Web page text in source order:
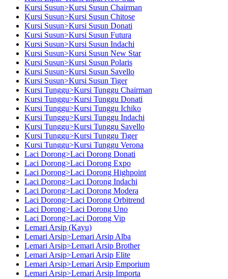
Kursi Susun>Kursi Susun Chairman
Kursi Susun>Kursi Susun Chitose
Kursi Susun>Kursi Susun Donati
Kursi Susun>Kursi Susun Futura
Kursi Susun>Kursi Susun Indachi
Kursi Susun>Kursi Susun New Star
Kursi Susun>Kursi Susun Polaris
Kursi Susun>Kursi Susun Savello
Kursi Susun>Kursi Susun Tiger
Kursi Tunggu>Kursi Tunggu Chairman
Kursi Tunggu>Kursi Tunggu Donati
Kursi Tunggu>Kursi Tunggu Ichiko
Kursi Tunggu>Kursi Tunggu Indachi
Kursi Tunggu>Kursi Tunggu Savello
Kursi Tunggu>Kursi Tunggu Tiger
Kursi Tunggu>Kursi Tunggu Verona
Laci Dorong>Laci Dorong Donati
Laci Dorong>Laci Dorong Expo
Laci Dorong>Laci Dorong Highpoint
Laci Dorong>Laci Dorong Indachi
Laci Dorong>Laci Dorong Modera
Laci Dorong>Laci Dorong Orbitrend
Laci Dorong>Laci Dorong Uno
Laci Dorong>Laci Dorong Vip
Lemari Arsip (Kayu)
Lemari Arsip>Lemari Arsip Alba
Lemari Arsip>Lemari Arsip Brother
Lemari Arsip>Lemari Arsip Elite
Lemari Arsip>Lemari Arsip Emporium
Lemari Arsip>Lemari Arsip Importa